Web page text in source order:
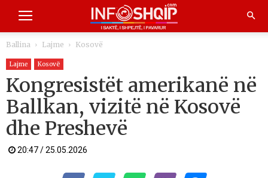
Ballina Lajme Kosovë
Lajme Kosovë
Kongresistët amerikanë në
Ballkan, vizitë në Kosovë
dhe Preshevë
20:47 / 25.05.2026